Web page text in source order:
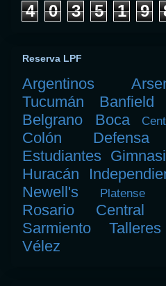
4 0 3 5 1 9
Reserva LPF
Argentinos
Tucumán
Banfield
Belgrano Boca
Colón
Estudiantes
Huracán
Newell's
Platense
Rosario Central
Sarmiento
Talleres
Vélez